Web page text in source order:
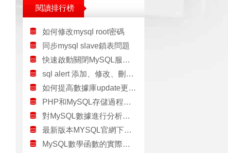
閱讀排行榜
如何修改mysql root密碼
同步mysql slave鎖表問題
快速啟動關閉MySQL服務的批處理代碼
sql alert 添加、修改、刪除字段語法實例
如何提高數據庫update更新的速度
PHP和MySQL存儲過程的實例演示
對MySQL數據進行分析可用Excel
最新版本MYSQL官網下載地址但是必須要注冊後才能下載
MySQL數學函數的實際用法